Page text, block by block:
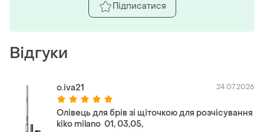
Відгуки
o.iva21 24.07.2026
Олівець для брів зі щіточкою для розчісування
kiko milano 01, 03,05,
Підписатися